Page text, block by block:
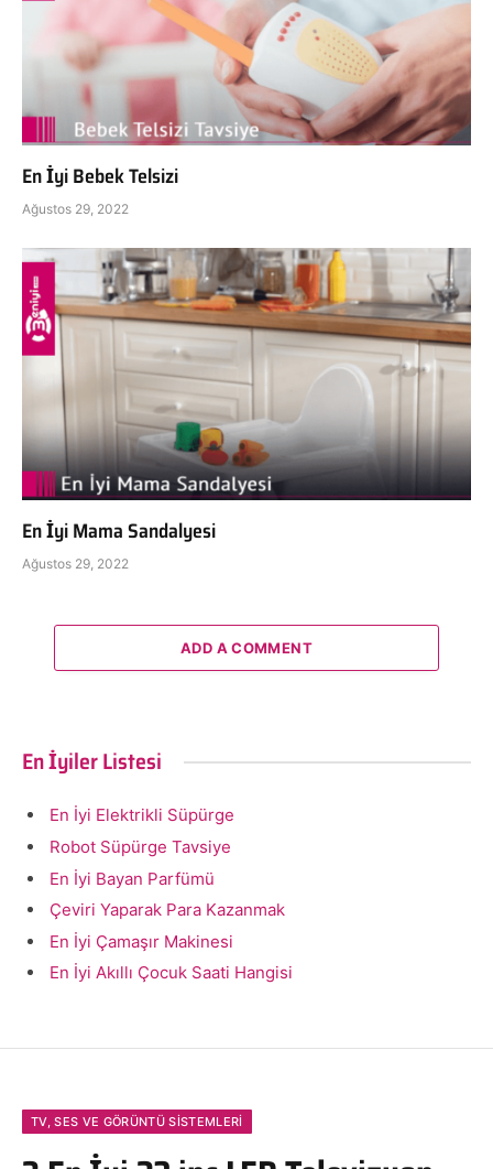
En İyi Bebek Telsizi
Ağustos 29, 2022
En İyi Mama Sandalyesi
Ağustos 29, 2022
ADD A COMMENT
En İyiler Listesi
En İyi Elektrikli Süpürge
Robot Süpürge Tavsiye
En İyi Bayan Parfümü
Çeviri Yaparak Para Kazanmak
En İyi Çamaşır Makinesi
En İyi Akıllı Çocuk Saati Hangisi
TV, SES VE GÖRÜNTÜ SISTEMLERI